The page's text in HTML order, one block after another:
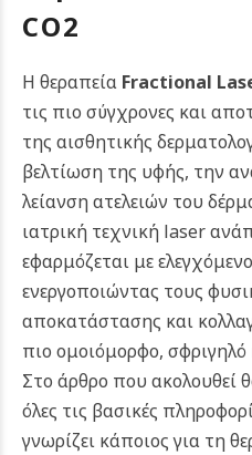
CO2
Η θεραπεία Fractional
τις πιο σύγχρονες και
της αισθητικής
βελτίωση της υφής, την
λείανση ατελειών του
ιατρική τεχνική laser
εφαρμόζεται με
ενεργοποιώντας τους
αποκατάστασης και
πιο ομοιόμορφο, σφριγηλό
Στο άρθρο που ακολουθεί
όλες τις βασικές
γνωρίζει κάποιος για τη